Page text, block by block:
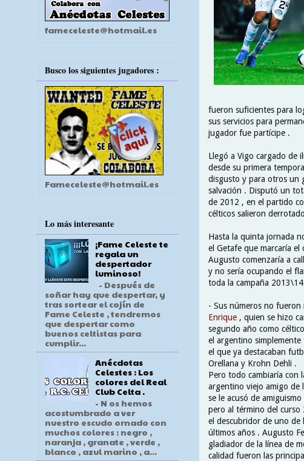
fueron suficientes para
sus servicios para
jugador fue partícipe .
Llegó a Vigo cargado de
desde su primera
disgusto y para otros un
salvación . Disputó un
de 2012 , en el partido
célticos salieron
Hasta la quinta jornada
el Getafe que marcaría el
Augusto comenzaría a
y no sería ocupando el
toda la campaña
- Sus números no fueron
Enrique , quien se hizo
segundo año como
el argentino
el que ya destacaban
Orellana y Krohn Dehli .
Pero todo cambiaría con
argentino viejo amigo
se le acusó de
pero al término del curso
el descubridor de uno de
últimos años . Augusto
gladiador de la línea de
calidad fueron las
fameceleste@hotmail.es
Busco los siguientes jugadores :
Fameceleste@hotmail.es
Lo más interesante
¡Fame Celeste te
regala un
despertador
luminoso!
- Después de
soñar hay que despertar, y
tras sortear el cojín de
Fame Celeste , tendremos
que despertar como
buenos celtistas para
cumplir...
Anécdotas
Celestes : Los
colores del Real
Club Celta .
- N os hemos
acostumbrado a ver
nuestro escudo ornado con
muchos colores : negro ,
naranja , granate , verde ,
blanco , azul marino , a...